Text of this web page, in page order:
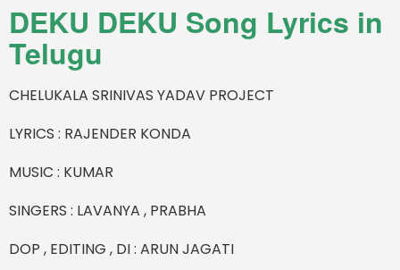
DEKU DEKU Song Lyrics in
Telugu
CHELUKALA SRINIVAS YADAV PROJECT
LYRICS : RAJENDER KONDA
MUSIC : KUMAR
SINGERS : LAVANYA , PRABHA
DOP , EDITING , DI : ARUN JAGATI